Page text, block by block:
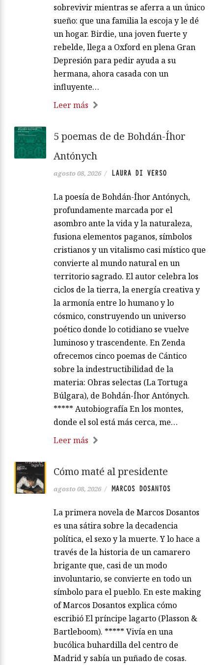
sobrevivir mientras se aferra a un único
sueño: que una familia la escoja y le dé
un hogar. Birdie, una joven fuerte y
rebelde, llega a Oxford en plena Gran
Depresión para pedir ayuda a su
hermana, ahora casada con un
influyente…
Leer más
5 poemas de de Bohdán-Íhor
Antónych
agosto 08, 2026 / LAURA DI VERSO
La poesía de Bohdán-Íhor Antónych,
profundamente marcada por el
asombro ante la vida y la naturaleza,
fusiona elementos paganos, símbolos
cristianos y un vitalismo casi místico que
convierte al mundo natural en un
territorio sagrado. El autor celebra los
ciclos de la tierra, la energía creativa y
la armonía entre lo humano y lo
cósmico, construyendo un universo
poético donde lo cotidiano se vuelve
luminoso y trascendente. En Zenda
ofrecemos cinco poemas de Cántico
sobre la indestructibilidad de la
materia: Obras selectas (La Tortuga
Búlgara), de Bohdán-Íhor Antónych.
***** Autobiografía En los montes,
donde el sol está más cerca, me…
Leer más
Cómo maté al presidente
agosto 08, 2026 / MARCOS DOSANTOS
La primera novela de Marcos Dosantos
es una sátira sobre la decadencia
política, el sexo y la muerte. Y lo hace a
través de la historia de un camarero
brigante que, casi de un modo
involuntario, se convierte en todo un
símbolo para el pueblo. En este making
of Marcos Dosantos explica cómo
escribió El príncipe lagarto (Plasson &
Bartleboom). ***** Vivía en una
bucólica buhardilla del centro de
Madrid y sabía un puñado de cosas.